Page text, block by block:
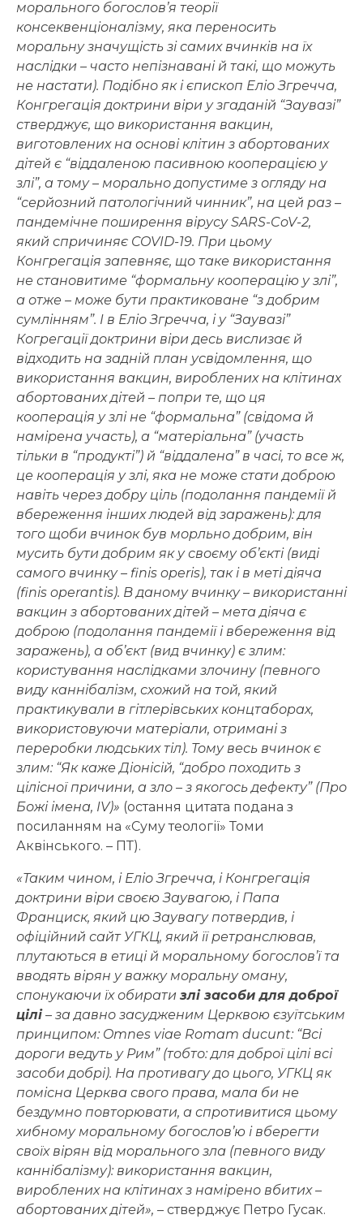
морального богослов’я теорії
консеквенціоналізму, яка переносить
моральну значущість зі самих вчинків на їх
наслідки – часто непізнавані й такі, що можуть
не настати). Подібно як і єпископ Еліо Згречча,
Конгрегація доктрини віри у згаданій “Заувазі”
стверджує, що використання вакцин,
виготовлених на основі клітин з абортованих
дітей є “віддаленою пасивною кооперацією у
злі”, а тому – морально допустиме з огляду на
“серйозний патологічний чинник”, на цей раз –
пандемічне поширення вірусу SARS-CoV-2,
який спричиняє COVID-19. При цьому
Конгрегація запевняє, що таке використання
не становитиме “формальну кооперацію у злі”,
а отже – може бути практиковане “з добрим
сумлінням”. І в Еліо Згречча, і у “Заувазі”
Когрегації доктрини віри десь вислизає й
відходить на задній план усвідомлення, що
використання вакцин, вироблених на клітинах
абортованих дітей – попри те, що ця
кооперація у злі не “формальна” (свідома й
намірена участь), а “матеріальна” (участь
тільки в “продукті”) й “віддалена” в часі, то все ж,
це кооперація у злі, яка не може стати доброю
навіть через добру ціль (подолання пандемії й
вбереження інших людей від заражень): для
того щоби вчинок був морльно добрим, він
мусить бути добрим як у своєму об’єкті (виді
самого вчинку – finis operis), так і в меті діяча
(finis operantis). В даному вчинку – використанні
вакцин з абортованих дітей – мета діяча є
доброю (подолання пандемії і вбереження від
заражень), а об’єкт (вид вчинку) є злим:
користування наслідками злочину (певного
виду каннібалізм, схожий на той, який
практикували в гітлерівських концтаборах,
використовуючи матеріали, отримані з
переробки людських тіл). Тому весь вчинок є
злим: “Як каже Діонісій, “добро походить з
цілісної причини, а зло – з якогось дефекту” (Про
Божі імена, IV)» (остання цитата подана з
посиланням на «Суму теології» Томи
Аквінського. – ПТ).
«Таким чином, і Еліо Згречча, і Конгрегація
доктрини віри своєю Заувагою, і Папа
Франциск, який цю Заувагу потвердив, і
офіційний сайт УГКЦ, який її ретранслював,
плутаються в етиці й моральному богослов’ї та
вводять вірян у важку моральну оману,
спонукаючи їх обирати злі засоби для доброї
цілі– за давно засудженим Церквою єзуїтським
принципом: Omnes viae Romam ducunt: “Всі
дороги ведуть у Рим” (тобто: для доброї цілі всі
засоби добрі). На противагу до цього, УГКЦ як
помісна Церква свого права, мала би не
бездумно повторювати, а спротивитися цьому
хибному моральному богослов’ю і вберегти
своїх вірян від морального зла (певного виду
каннібалізму): використання вакцин,
вироблених на клітинах з намірено вбитих–
абортованих дітей», – стверджує Петро Гусак.